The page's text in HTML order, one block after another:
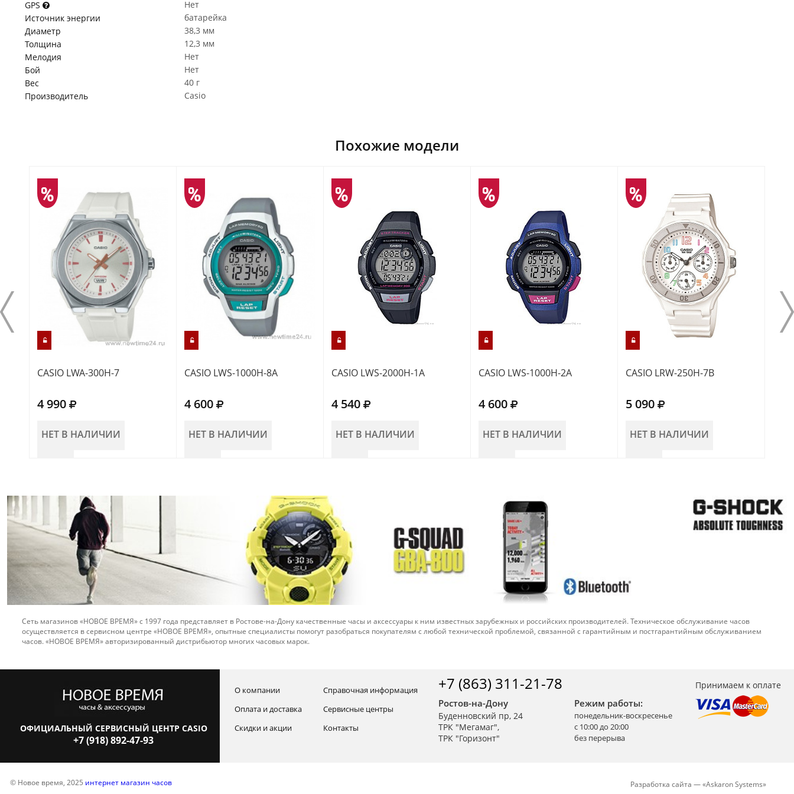
GPS
Нет
Источник энергии
батарейка
Диаметр
38,3 мм
Толщина
12,3 мм
Мелодия
Нет
Бой
Нет
Вес
40 г
Производитель
Casio
Похожие модели
CASIO LWA-300H-7
4 990
НЕТ В НАЛИЧИИ
CASIO LWS-1000H-8A
4 600
НЕТ В НАЛИЧИИ
CASIO LWS-2000H-1A
4 540
НЕТ В НАЛИЧИИ
CASIO LWS-1000H-2A
4 600
НЕТ В НАЛИЧИИ
CASIO LRW-250H-7B
5 090
НЕТ В НАЛИЧИИ
Сеть магазинов «НОВОЕ ВРЕМЯ» с 1997 года представляет в Ростове-на-Дону качественные часы и аксессуары к ним известных зарубежных и российских производителей. Техническое обслуживание часов
осуществляется в сервисном центре «НОВОЕ ВРЕМЯ», опытные специалисты помогут разобраться покупателям с любой технической проблемой, связанной с гарантийным и постгарантийным обслуживанием
часов. «НОВОЕ ВРЕМЯ» авторизированный дистрибьютор многих часовых марок.
ОФИЦИАЛЬНЫЙ СЕРВИСНЫЙ ЦЕНТР CASIO
+7 (918) 892-47-93
О компании
Оплата и доставка
Скидки и акции
Справочная информация
Сервисные центры
Контакты
+7 (863) 311-21-78
Режим работы:
понедельник-воскресенье
с 10:00 до 20:00
без перерыва
Ростов-на-Дону
Буденновский пр, 24
ТРК "Мегамаг",
ТРК "Горизонт"
Принимаем к оплате
© Новое время, 2025 интернет магазин часов Разработка сайта —«Askaron Systems»